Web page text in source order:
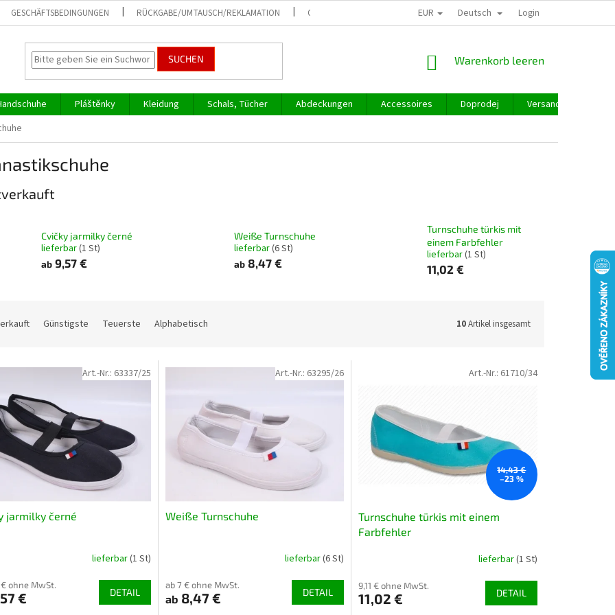
GESCHÄFTSBEDINGUNGEN RÜCKGABE/UMTAUSCH/REKLAMATION GROSSHANDEL EUR Deutsch Login
SUCHEN WARENKORB
Warenkorb leeren
Pláštěnky Kleidung Schals, Tücher Abdeckungen Accessoires Doprodej
Versand und Zahlung
Cvičky jarmilky černé
lieferbar(1 St)
ab 9,57 €
Weiße Turnschuhe
lieferbar(6 St)
ab8,47 €
Turnschuhe türkis mit
einem Farbfehler
lieferbar(1 St)
11,02 €
Günstigste Teuerste Alphabetisch 10Artikel insgesamt
jarmilky černé
lieferbar(1 St)
€ ohne MwSt.
€ DETAIL
Art.-Nr.: 63337/25
Weiße Turnschuhe
lieferbar(6 St)
ab 7 € ohne MwSt.
ab 8,47 € DETAIL
Art.-Nr.: 63295/26
14,43 €
–23 %
Turnschuhe türkis mit einem
Farbfehler
lieferbar(1 St)
9,11 € ohne MwSt.
11,02 € DETAIL
Art.-Nr.: 61710/34